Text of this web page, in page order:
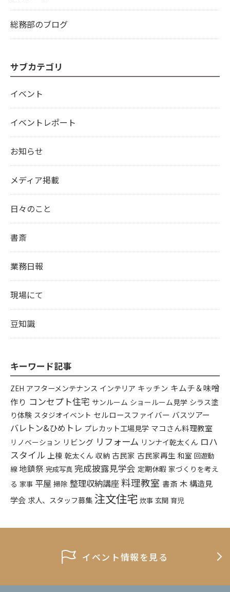
総務部のブログ
サブカテゴリ
イベント
イベントレポート
お知らせ
メディア掲載
日々のこと
書斎
業務日報
現場にて
豆知識
キーワード記事
ZEH アフターメンテナンス インテリア キッチン キムチ＆味噌
作り コンセプト住宅 サンルーム ショールーム見学 シラス塗
り体験 スタジオイベント セルロースファイバー バスツアー
バレトン&ひめトレ プレカット工場見学 マコさん料理教室
リノベーション リビング リフォーム リンナイ乾太くん ロハ
スタイル 上棟 乾太くん 収納 古民家 古民家再生 和室 回遊動
線 地鎮祭 完成写真 完成披露見学会 定期休暇 家づくりを考え
る 家事 平屋 掃除 整理収納講座料理教室 書斎 木構造見
学会 求人、スタッフ募集注文住宅 炊事 玄関 育児
イベント情報を見る